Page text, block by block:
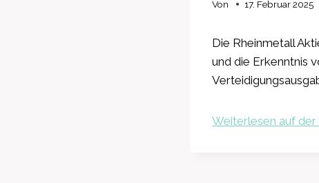
Von 17. Februar 2025
Die Rheinmetall
und die Erkenntnis
Weiterlesen auf der